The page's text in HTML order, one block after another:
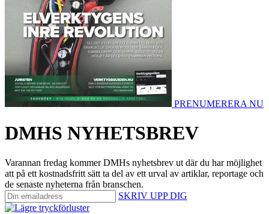
PRENUMERERA NU
DMHS NYHETSBREV
Varannan fredag kommer DMHs nyhetsbrev ut där du har möjlighet
att på ett kostnadsfritt sätt ta del av ett urval av artiklar, reportage och
de senaste nyheterna från branschen.
SKRIV UPP DIG